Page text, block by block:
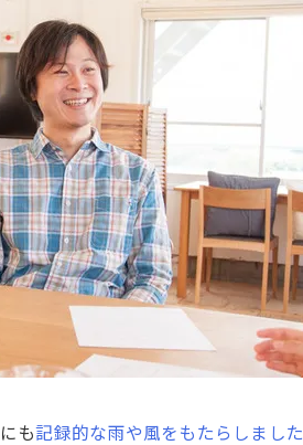
も記録的な雨や風をもたらしました